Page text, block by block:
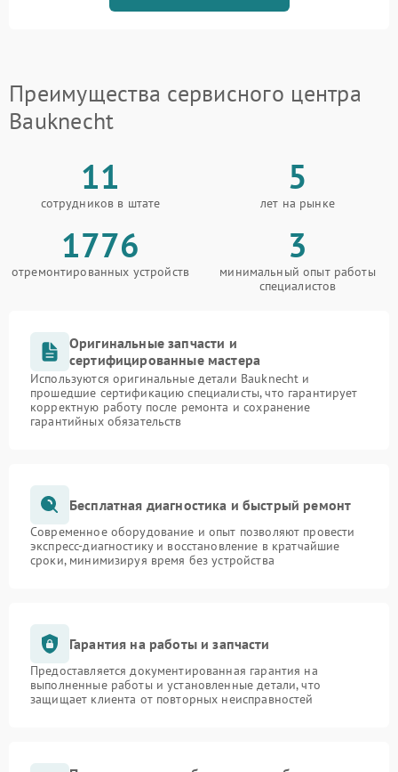
Преимущества сервисного центра
Bauknecht
11
сотрудников в штате
5
лет на рынке
1776
отремонтированных устройств
3
минимальный опыт работы
специалистов
Оригинальные запчасти и
сертифицированные мастера
Используются оригинальные детали Bauknecht и
прошедшие сертификацию специалисты, что гарантирует
корректную работу после ремонта и сохранение
гарантийных обязательств
Бесплатная диагностика и быстрый ремонт
Современное оборудование и опыт позволяют провести
экспресс-диагностику и восстановление в кратчайшие
сроки, минимизируя время без устройства
Гарантия на работы и запчасти
Предоставляется документированная гарантия на
выполненные работы и установленные детали, что
защищает клиента от повторных неисправностей